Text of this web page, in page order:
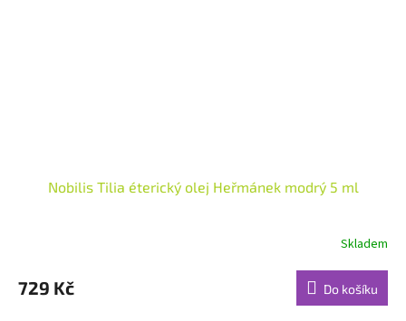
Nobilis Tilia éterický olej Heřmánek modrý 5 ml
produktu
je
Skladem
729 Kč Do košíku